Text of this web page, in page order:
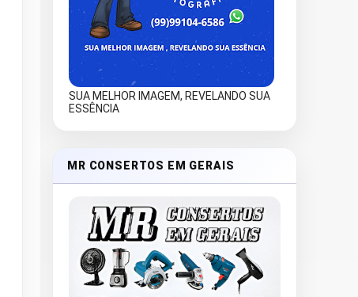
SUA MELHOR IMAGEM, REVELANDO SUA
ESSÊNCIA
MR CONSERTOS EM GERAIS